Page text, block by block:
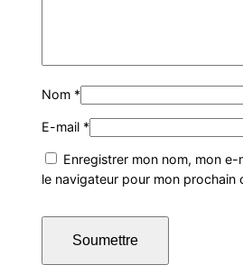
Nom *
E-mail *
Enregistrer mon nom, mon
le navigateur pour mon prochain